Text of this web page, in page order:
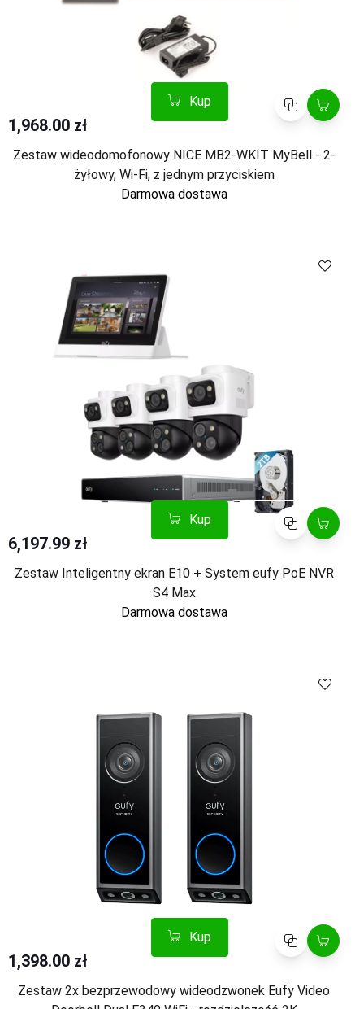
Kup Porównaj
1,968.00 zł
Zestaw wideodomofonowy NICE MB2-WKIT MyBell - 2-
żyłowy, Wi-Fi, z jednym przyciskiem
Darmowa dostawa
Kup Porównaj
6,197.99 zł
Zestaw Inteligentny ekran E10 + System eufy PoE NVR
S4 Max
Darmowa dostawa
Kup Porównaj
1,398.00 zł
Zestaw 2x bezprzewodowy wideodzwonek Eufy Video